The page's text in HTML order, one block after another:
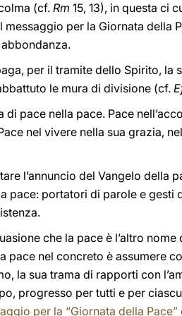
(cf. Rm 15, 13), in questa ci
per la Giornata della
per il tramite dello Spirito, la
le mura di divisione (cf.
di pace nella pace. Pace
nel vivere nella sua grazia,
l’annuncio del Vangelo della
pace: portatori di parole e gesti
che la pace è l’altro
pace nel concreto è assumere
la sua trama di rapporti con
progresso per tutti e per
per la “Giornata della Pace”